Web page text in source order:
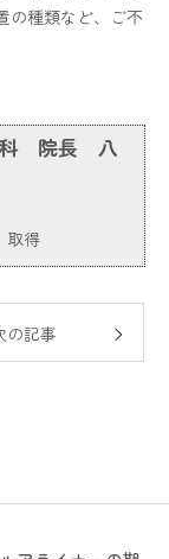
の種類など、ご不
科 院長 八
取得
の記事